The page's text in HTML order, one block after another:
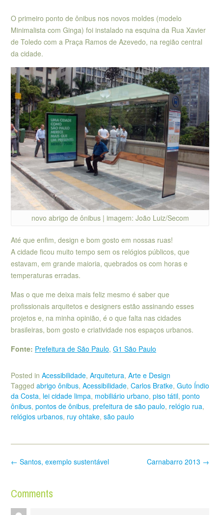
O primeiro ponto de ônibus nos novos moldes (modelo
Minimalista com Ginga) foi instalado na esquina da Rua Xavier
de Toledo com a Praça Ramos de Azevedo, na região central
da cidade.
novo abrigo de ônibus | imagem: João Luiz/Secom
Até que enfim, design e bom gosto em nossas ruas!
A cidade ficou muito tempo sem os relógios públicos, que
estavam, em grande maioria, quebrados os com horas e
temperaturas erradas.
Mas o que me deixa mais feliz mesmo é saber que
profissionais arquitetos e designers estão assinando esses
projetos e, na minha opinião, é o que falta nas cidades
brasileiras, bom gosto e criatividade nos espaços urbanos.
Fonte: Prefeitura de São Paulo, G1 São Paulo
Posted in Acessibilidade, Arquitetura, Arte e Design
Tagged abrigo ônibus, Acessibilidade, Carlos Bratke, Guto Índio
da Costa, lei cidade limpa, mobiliário urbano, piso tátil, ponto
ônibus, pontos de ônibus, prefeitura de são paulo, relógio rua,
relógios urbanos, ruy ohtake, são paulo
Post
Carnabarro 2013 →
← Santos, exemplo sustentável
Comments